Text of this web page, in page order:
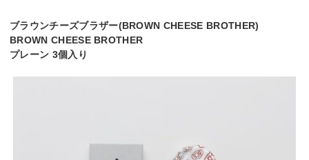
ブラウンチーズブラザー(BROWN CHEESE BROTHER)
BROWN CHEESE BROTHER
プレーン 3個入り